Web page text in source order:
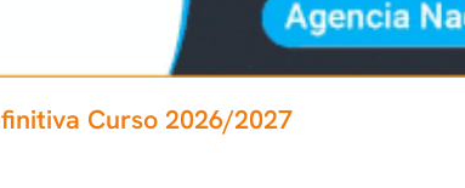
Curso 2026/2027